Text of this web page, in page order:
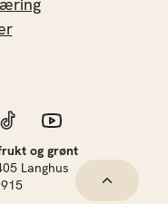
og grønt
Langhus
Hopp til